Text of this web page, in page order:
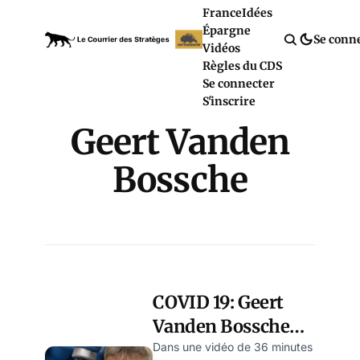
FranceIdées
Épargne
Vidéos
Règles du CDS
Se connecter
S'inscrire
Se
Geert Vanden
Bossche
COVID 19: Geert
Vanden Bossche
pousse un cri
Dans une vidéo de 36 minutes